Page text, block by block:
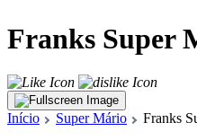
Franks Super
Início Super Mário
Franks